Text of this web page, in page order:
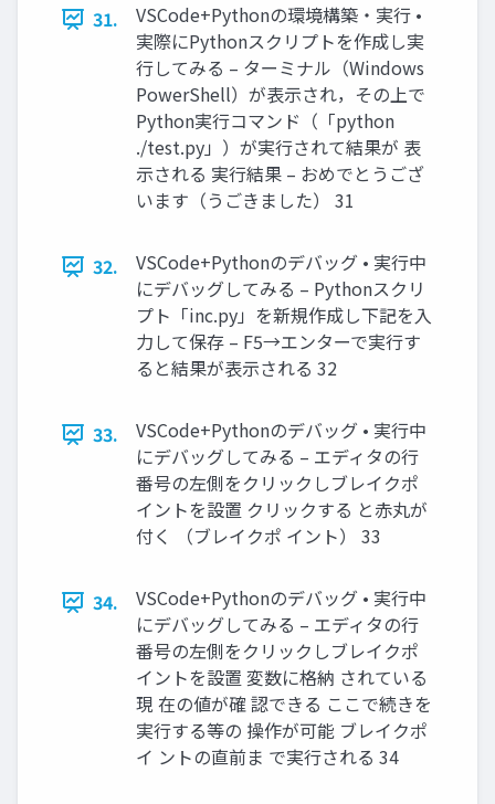
31.
VSCode+Pythonの環境構築・実行 •
実際にPythonスクリプトを作成し実
行してみる – ターミナル（Windows
PowerShell）が表示され，その上で
Python実行コマンド（「python
./test.py」）が実行されて結果が 表
示される 実行結果 – おめでとうござ
います（うごきました） 31
32.
VSCode+Pythonのデバッグ • 実行中
にデバッグしてみる – Pythonスクリ
プト「inc.py」を新規作成し下記を入
力して保存 – F5→エンターで実行す
ると結果が表示される 32
33.
VSCode+Pythonのデバッグ • 実行中
にデバッグしてみる – エディタの行
番号の左側をクリックしブレイクポ
イントを設置 クリックする と赤丸が
付く （ブレイクポ イント） 33
34.
VSCode+Pythonのデバッグ • 実行中
にデバッグしてみる – エディタの行
番号の左側をクリックしブレイクポ
イントを設置 変数に格納 されている
現 在の値が確 認できる ここで続きを
実行する等の 操作が可能 ブレイクポ
イ ントの直前ま で実行される 34